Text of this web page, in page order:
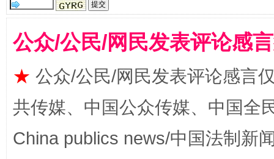
公众/公民/网民发表评论感
★ 公众/公民/网民发表评论感言
共传媒、中国公众传媒、中国全
China publics news/中国法制新